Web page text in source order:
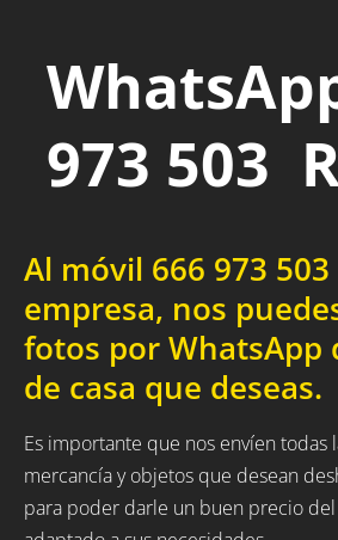
973 503
Al móvil 666 973 503
empresa, nos
fotos por WhatsApp
de casa que deseas.
Es importante que nos envíen todas
mercancía y objetos que desean
para poder darle un buen precio del